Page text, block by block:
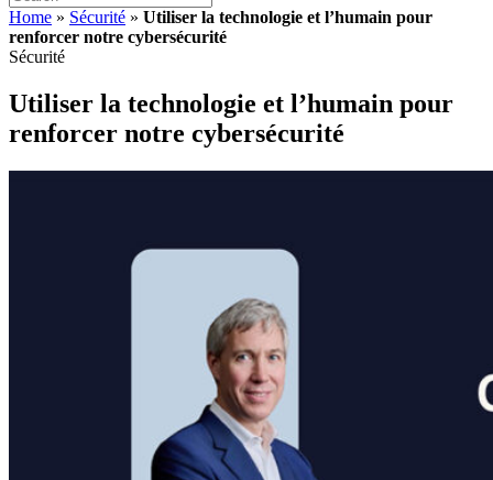
Home » Sécurité » Utiliser la technologie et l’humain pour
renforcer notre cybersécurité
Sécurité
Utiliser la technologie et l’humain pour
renforcer notre cybersécurité